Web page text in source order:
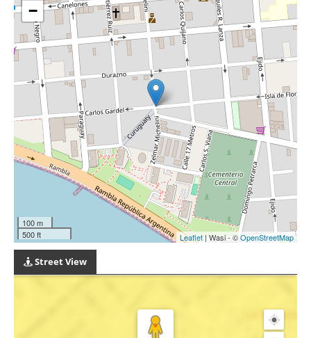
−
100 m
500 ft
Leaflet| Wasi - ©OpenStreetMap
Street View